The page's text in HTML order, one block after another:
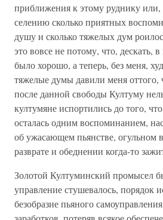
приближения к этому руднику или,
селению сколько приятных
душу и сколько тяжелых дум
это вовсе не потому, что, дескать,
было хорошо, а теперь, без меня,
тяжелые думы давили меня оттого,
после данной свободы Култуму
култумяне испортились до того,
осталась одним воспоминанием,
об ужасающем пьянстве, огульном
разврате и обеднении когда-то
Золотой Култуминский промысел
управление стушевалось, порядок
безобразие пьяного